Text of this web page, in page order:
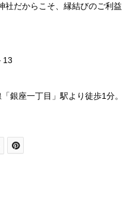
社だからこそ、縁結びのご利益
13
銀座一丁目」駅より徒歩1分。